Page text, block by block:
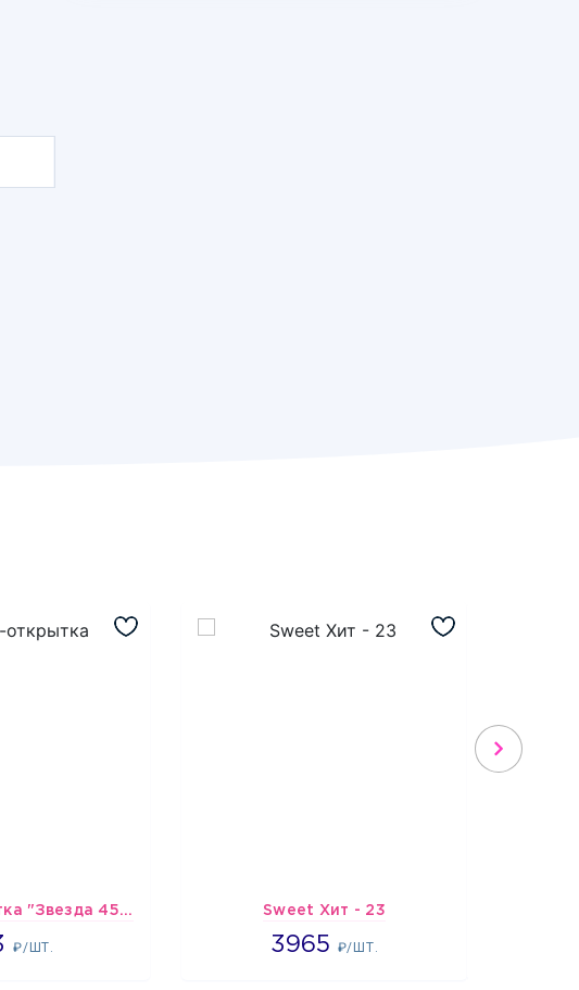
Шарик-открытка "Звезда 45 см" №1
₽/ШТ.
493 Sweet Хит - 23
3965 ₽/ШТ.
3965